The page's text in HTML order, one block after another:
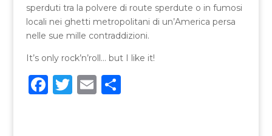
sperduti tra la polvere di route sperdute o in fumosi
locali nei ghetti metropolitani di un’America persa
nelle sue mille contraddizioni.
It’s only rock’n’roll… but I like it!
F T E C